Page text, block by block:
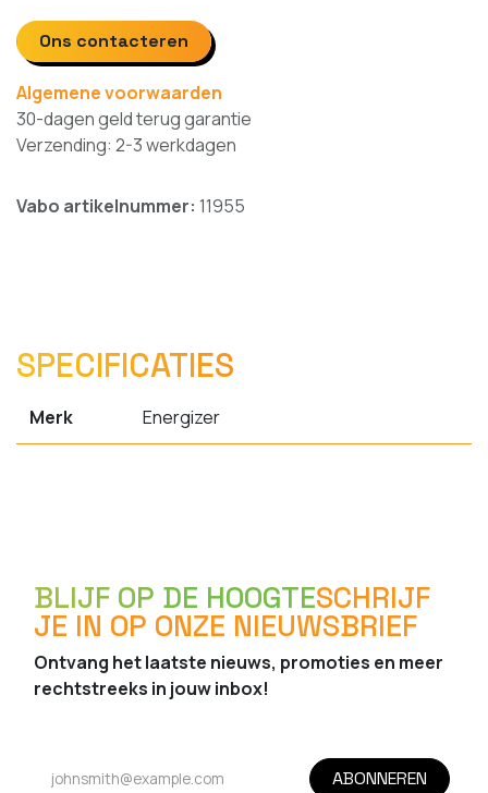
Ons contacteren
Algemene voorwaarden
30-dagen geld terug garantie
Verzending: 2-3 werkdagen
Vabo artikelnummer: 11955
SPECIFICATIES
Merk Energizer
BLIJF OP DE HOOGTESCHRIJF
JE IN OP ONZE NIEUWSBRIEF
Ontvang het laatste nieuws, promoties en meer
rechtstreeks in jouw inbox!
ABONNEREN